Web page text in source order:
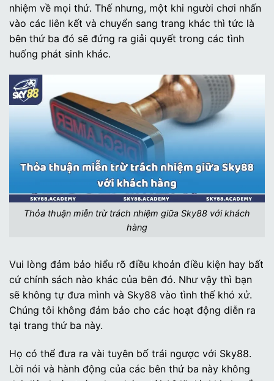
nhiệm về mọi thứ. Thế nhưng, một khi người chơi nhấn
vào các liên kết và chuyển sang trang khác thì tức là
bên thứ ba đó sẽ đứng ra giải quyết trong các tình
huống phát sinh khác.
Thỏa thuận miễn trừ trách nhiệm giữa Sky88 với khách
hàng
Vui lòng đảm bảo hiểu rõ điều khoản điều kiện hay bất
cứ chính sách nào khác của bên đó. Như vậy thì bạn
sẽ không tự đưa mình và Sky88 vào tình thế khó xử.
Chúng tôi không đảm bảo cho các hoạt động diễn ra
tại trang thứ ba này.
Họ có thể đưa ra vài tuyên bố trái ngược với Sky88.
Lời nói và hành động của các bên thứ ba này không